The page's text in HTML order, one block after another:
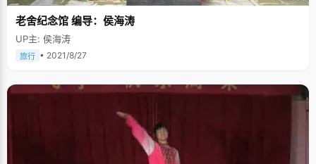
老舍纪念馆 编导：侯海涛
UP主: 侯海涛
旅行 • 2021/8/27